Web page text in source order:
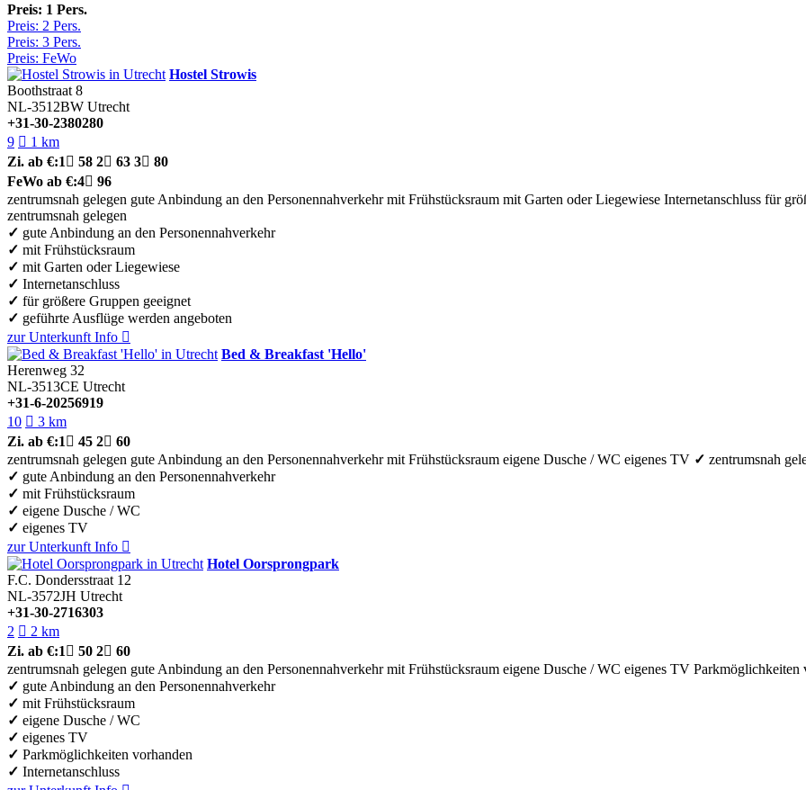
Preis: 1 Pers.
Preis: 2 Pers.
Preis: 3 Pers.
Preis: FeWo
Hostel Strowis
Boothstraat 8
NL-3512BW Utrecht
+31-30-2380280
9  1 km
Zi. ab €:1  58 2 63 3 80
FeWo ab €:4 96
zentrumsnah gelegen gute Anbindung an den Personennahverkehr mit Frühstücksraum mit Garten oder Liegewiese Internetanschluss für
zentrumsnah gelegen
✓ gute Anbindung an den Personennahverkehr
✓ mit Frühstücksraum
✓ mit Garten oder Liegewiese
✓ Internetanschluss
✓ für größere Gruppen geeignet
✓ geführte Ausflüge werden angeboten
zur Unterkunft Info 
Bed & Breakfast 'Hello'
Herenweg 32
NL-3513CE Utrecht
+31-6-20256919
10  3 km
Zi. ab €:1  45 2 60
zentrumsnah gelegen gute Anbindung an den Personennahverkehr mit Frühstücksraum eigene Dusche / WC eigenes TV ✓ zentrumsnah
✓ gute Anbindung an den Personennahverkehr
✓ mit Frühstücksraum
✓ eigene Dusche / WC
✓ eigenes TV
zur Unterkunft Info 
Hotel Oorsprongpark
F.C. Dondersstraat 12
NL-3572JH Utrecht
+31-30-2716303
2  2 km
Zi. ab €:1  50 2 60
zentrumsnah gelegen gute Anbindung an den Personennahverkehr mit Frühstücksraum eigene Dusche / WC eigenes TV Parkmöglichkeiten
✓ gute Anbindung an den Personennahverkehr
✓ mit Frühstücksraum
✓ eigene Dusche / WC
✓ eigenes TV
✓ Parkmöglichkeiten vorhanden
✓ Internetanschluss